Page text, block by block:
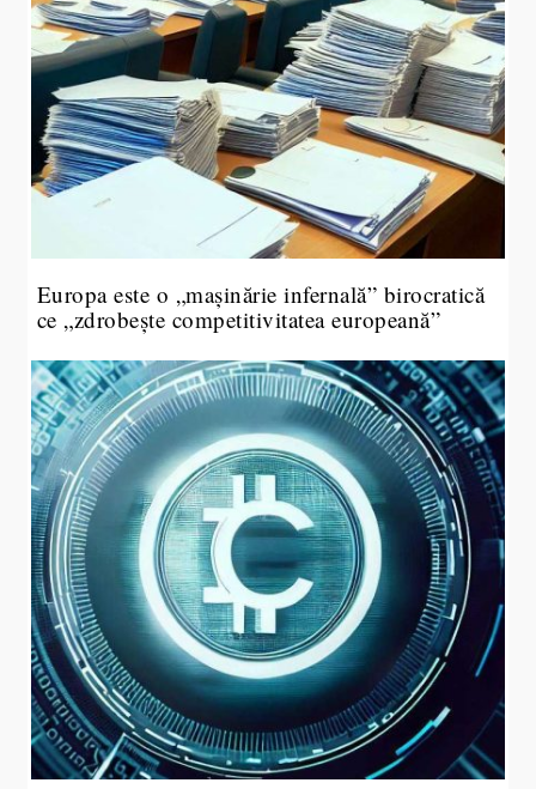
Europa este o „mașinărie infernală” birocratică
ce „zdrobește competitivitatea europeană”